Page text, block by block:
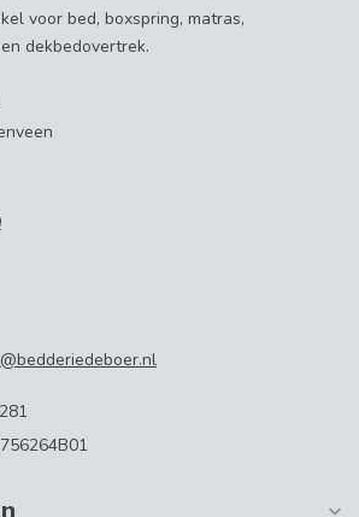
voor bed, boxspring, matras,
dekbedovertrek.